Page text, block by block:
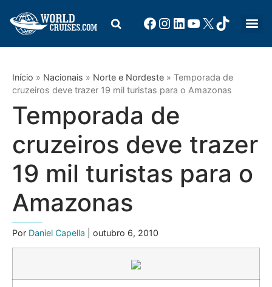
Início » Nacionais » Norte e Nordeste » Temporada de
cruzeiros deve trazer 19 mil turistas para o Amazonas
Temporada de
cruzeiros deve trazer
19 mil turistas para o
Amazonas
Por Daniel Capella | outubro 6, 2010